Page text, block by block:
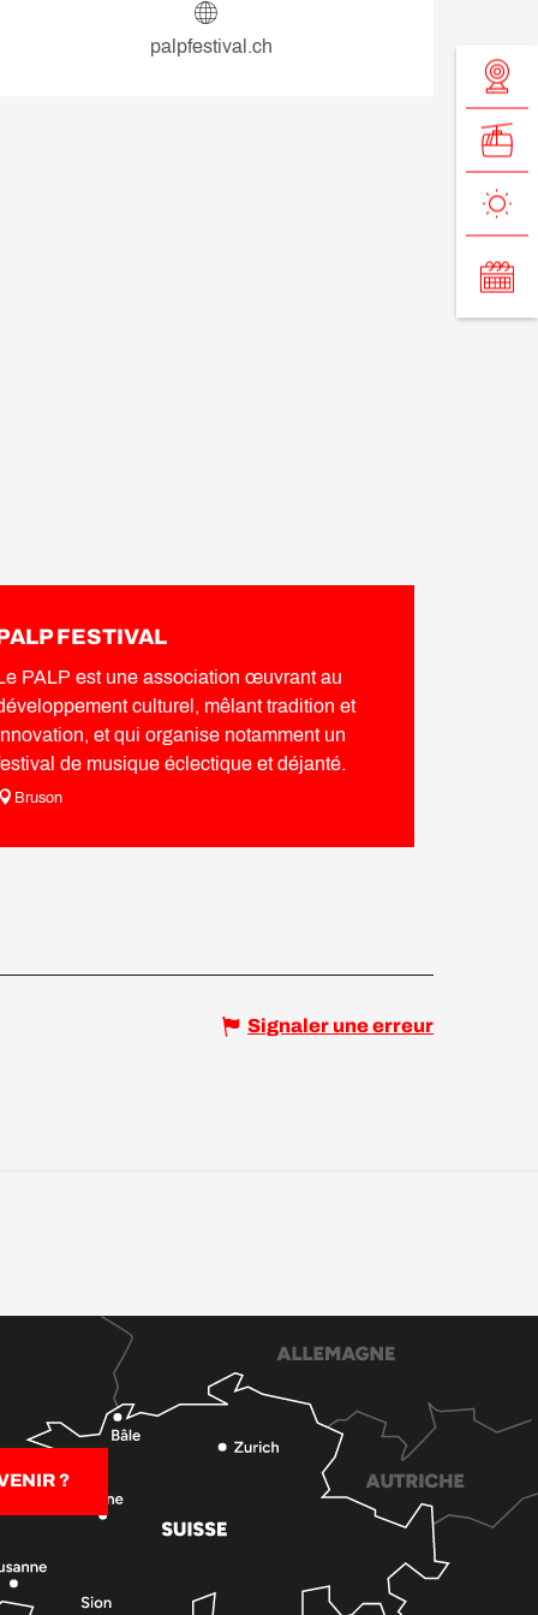
palpfestival.ch
FESTIVAL
PALP est une association œuvrant au
culturel, mêlant tradition et
et qui organise notamment un
de musique éclectique et déjanté.
Bruson
Signaler une erreur
?